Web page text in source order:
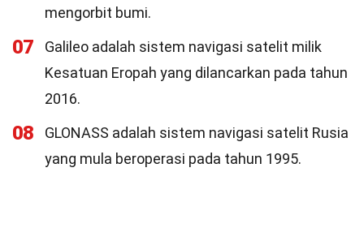
mengorbit bumi.
07
Galileo adalah sistem navigasi satelit milik
Kesatuan Eropah yang dilancarkan pada tahun
2016.
08
GLONASS adalah sistem navigasi satelit Rusia
yang mula beroperasi pada tahun 1995.